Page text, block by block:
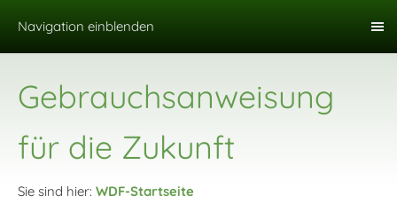
Navigation einblenden
Gebrauchsanweisung
für die Zukunft
Sie sind hier: WDF-Startseite